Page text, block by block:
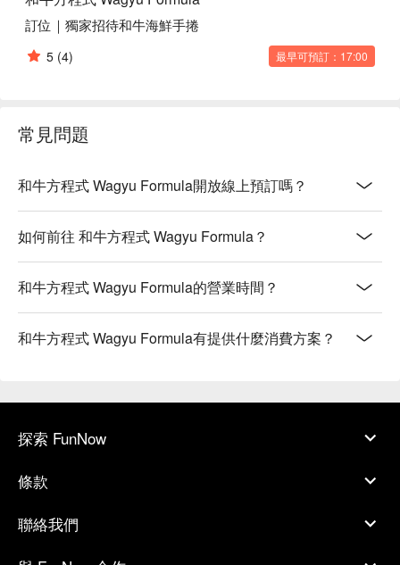
訂位｜獨家招待和牛海鮮手捲
5 (4) 最早可預訂：17:00
常見問題
和牛方程式 Wagyu Formula開放線上預訂嗎？
如何前往 和牛方程式 Wagyu Formula？
和牛方程式 Wagyu Formula的營業時間？
和牛方程式 Wagyu Formula有提供什麼消費方案？
探索 FunNow
條款
聯絡我們